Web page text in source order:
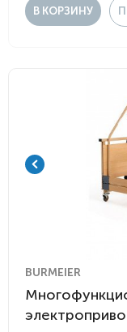
В КОРЗИНУ
BURMEIER